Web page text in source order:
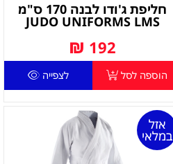
חליפת ג'ודו לבנה 170 ס"מ
JUDO UNIFORMS LMS
192
₪
הוספה לסל לצפייה
אזל
במלאי